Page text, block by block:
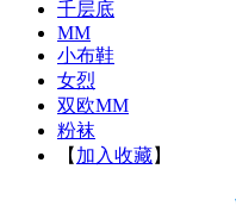
千层底
MM
小布鞋
女烈
双欧MM
粉袜
【 加入收藏】